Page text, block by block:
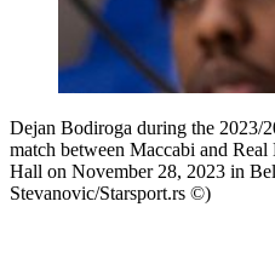
Dejan Bodiroga during the 2023/
match between Maccabi and
Hall on November 28, 2023 in
Stevanovic/Starsport.rs ©)